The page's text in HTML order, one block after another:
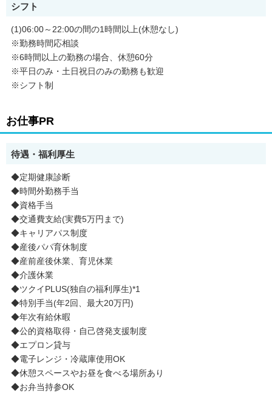
シフト
(1)06:00～22:00の間の1時間以上(休憩なし)
※勤務時間応相談
※6時間以上の勤務の場合、休憩60分
※平日のみ・土日祝日のみの勤務も歓迎
※シフト制
お仕事PR
待遇・福利厚生
◆定期健康診断
◆時間外勤務手当
◆資格手当
◆交通費支給(実費5万円まで)
◆キャリアパス制度
◆産後パパ育休制度
◆産前産後休業、育児休業
◆介護休業
◆ツクイPLUS(独自の福利厚生)*1
◆特別手当(年2回、最大20万円)
◆年次有給休暇
◆公的資格取得・自己啓発支援制度
◆エプロン貸与
◆電子レンジ・冷蔵庫使用OK
◆休憩スペースやお昼を食べる場所あり
◆お弁当持参OK